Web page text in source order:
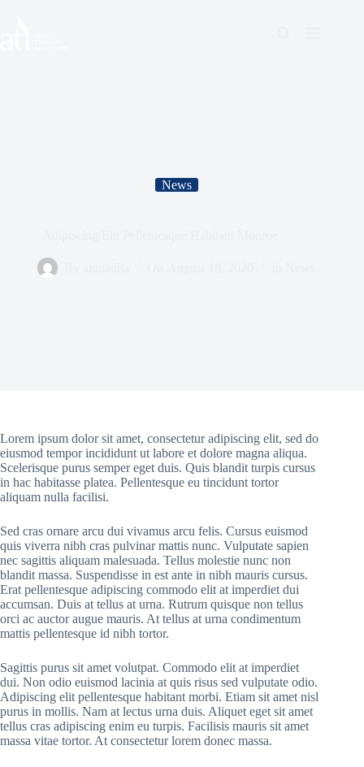
News
Lorem ipsum dolor sit amet, consectetur adipiscing elit, sed do
eiusmod tempor incididunt ut labore et dolore magna aliqua.
Scelerisque purus semper eget duis. Quis blandit turpis cursus
in hac habitasse platea. Pellentesque eu tincidunt tortor
aliquam nulla facilisi.
Sed cras ornare arcu dui vivamus arcu felis. Cursus euismod
quis viverra nibh cras pulvinar mattis nunc. Vulputate sapien
nec sagittis aliquam malesuada. Tellus molestie nunc non
blandit massa. Suspendisse in est ante in nibh mauris cursus.
Erat pellentesque adipiscing commodo elit at imperdiet dui
accumsan. Duis at tellus at urna. Rutrum quisque non tellus
orci ac auctor augue mauris. At tellus at urna condimentum
mattis pellentesque id nibh tortor.
Sagittis purus sit amet volutpat. Commodo elit at imperdiet
dui. Non odio euismod lacinia at quis risus sed vulputate odio.
Adipiscing elit pellentesque habitant morbi. Etiam sit amet nisl
purus in mollis. Nam at lectus urna duis. Aliquet eget sit amet
tellus cras adipiscing enim eu turpis. Facilisis mauris sit amet
massa vitae tortor. At consectetur lorem donec massa.